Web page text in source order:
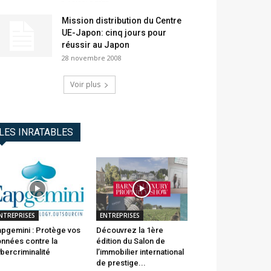
Mission distribution du Centre
UE-Japon: cinq jours pour
réussir au Japon
28 novembre 2008
Voir plus
LES INRATABLES
: Protège vos
contre la
ENTREPRISES
Découvrez la 1ère
édition du Salon de
l’immobilier international
de prestige...